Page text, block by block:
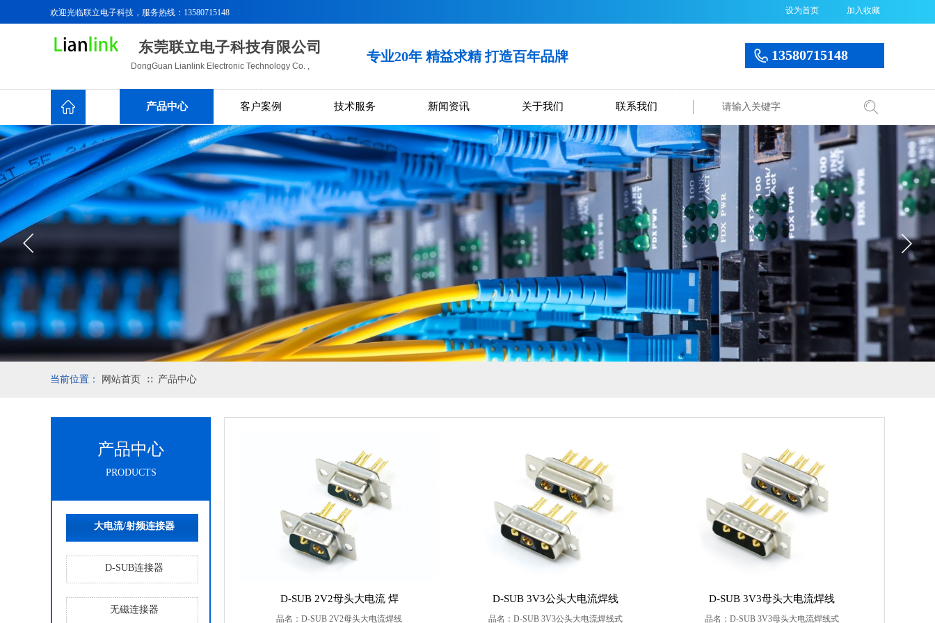
设为首页 加入收藏
欢迎光临联立电子科技 ，服务热线：13580715148
13580715148
东莞联立电子科技有限公司
DongGuan Lianlink Electronic Technology Co. ,
专业20年 精益求精 打造百年品牌
产品中心 客户案例 技术服务 新闻资讯 关于我们 联系我们 搜索
网站首页 ∷ 产品中心
当前位置：
D-SUB 2V2母头大电流 焊
品名：D-SUB 2V2母头大电流焊线
D-SUB 3V3公头大电流焊线
品名： D-SUB 3V3公头大电流焊线式
D-SUB 3V3母头大电流焊线
品名：D-SUB 3V3母头大电流焊线式
产品中心
PRODUCTS
大电流/射频连接器
D-SUB连接器
无磁连接器